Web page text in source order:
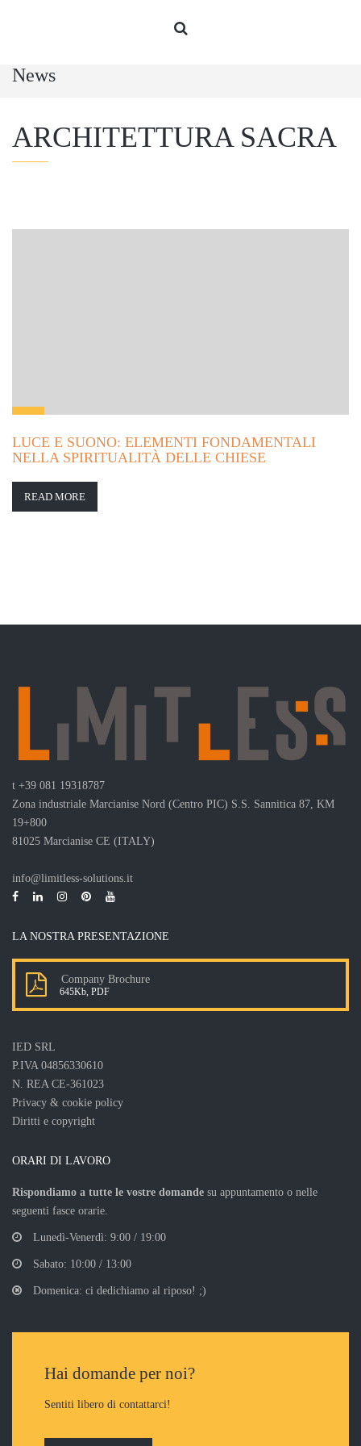
News
ARCHITETTURA SACRA
LUCE E SUONO: ELEMENTI FONDAMENTALI
NELLA SPIRITUALITÀ DELLE CHIESE
READ MORE
t +39 081 19318787
Zona industriale Marcianise Nord (Centro PIC) S.S. Sannitica 87, KM
19+800
81025 Marcianise CE (ITALY)
info@limitless-solutions.it
LA NOSTRA PRESENTAZIONE
Company Brochure
645Kb, PDF
IED SRL
P.IVA 04856330610
N. REA CE-361023
Privacy & cookie policy
Diritti e copyright
ORARI DI LAVORO
Rispondiamo a tutte le vostre domande su appuntamento o nelle
seguenti fasce orarie.
Lunedì-Venerdì: 9:00 / 19:00
Sabato: 10:00 / 13:00
Domenica: ci dedichiamo al riposo! ;)
Hai domande per noi?
Sentiti libero di contattarci!